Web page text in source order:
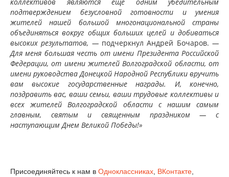
подтверждением безусловной готовности и умения
жителей нашей большой многонациональной страны
объединяться вокруг общих больших целей и добиваться
высоких результатов, — подчеркнул Андрей Бочаров. —
Для меня большая честь от имени Президента Российской
Федерации, от имени жителей Волгоградской области, от
имени руководства Донецкой Народной Республики вручить
вам высокие государственные награды. И, конечно,
поздравить вас, ваши семьи, ваши трудовые коллективы и
всех жителей Волгоградской области с нашим самым
главным, святым и священным праздником — с
наступающим Днем Великой Победы!»
Присоединяйтесь к нам в Одноклассниках ВКонтакте